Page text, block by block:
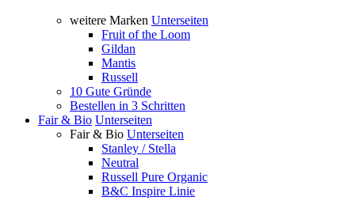
weitere Marken Unterseiten
Fruit of the Loom
Gildan
Mantis
Russell
10 Gute Gründe
Bestellen in 3 Schritten
Fair & Bio Unterseiten
Fair & Bio Unterseiten
Stanley / Stella
Neutral
Russell Pure Organic
B&C Inspire Linie